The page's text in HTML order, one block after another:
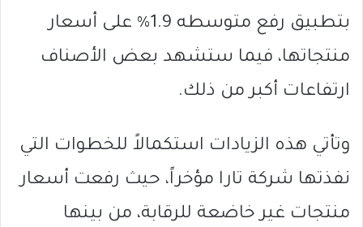
بتطبيق رفع متوسطه 1.9% على أسعار
منتجاتها، فيما ستشهد بعض الأصناف
ارتفاعات أكبر من ذلك.
وتأتي هذه الزيادات استكمالاً للخطوات التي
نفذتها شركة تارا مؤخراً، حيث رفعت أسعار
منتجات غير خاضعة للرقابة، من بينها